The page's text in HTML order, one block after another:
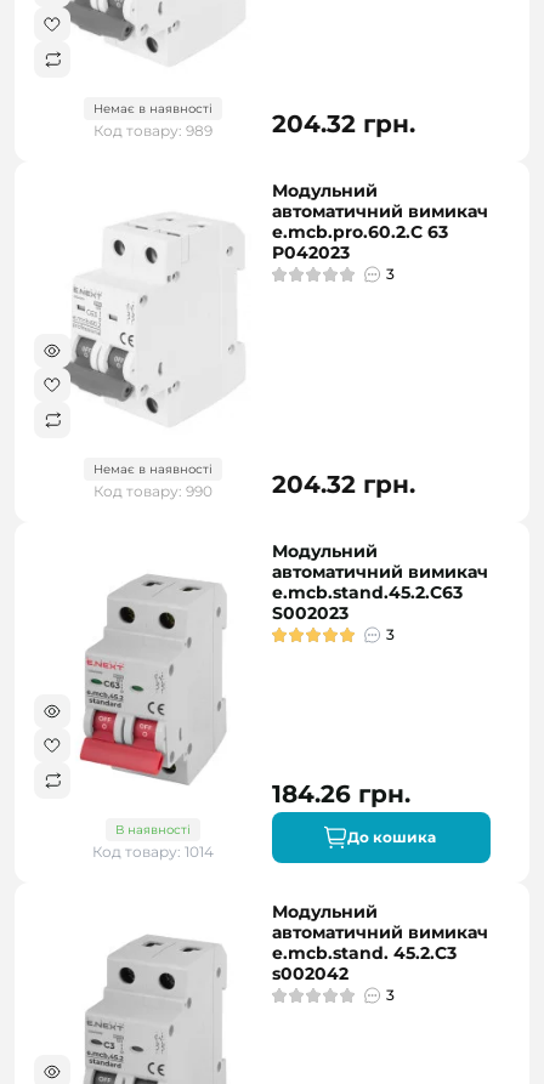
Немає в наявності
Код товару: 989 204.32 грн.
Немає в наявності
Код товару: 990
Модульний
автоматичний вимикач
e.mcb.pro.60.2.C 63
P042023
3
204.32 грн.
В наявності
Код товару: 1014
Модульний
автоматичний вимикач
e.mcb.stand.45.2.C63
S002023
3
184.26 грн.
До кошика
Модульний
автоматичний вимикач
e.mcb.stand. 45.2.C3
s002042
3